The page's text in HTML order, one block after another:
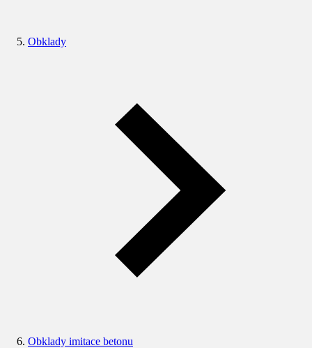
Obklady
Obklady imitace betonu